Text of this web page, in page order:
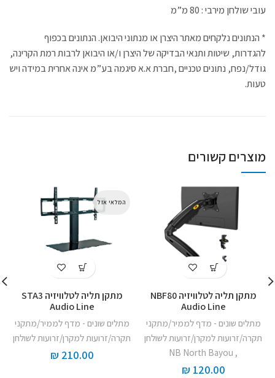
עובי שולחן מירבי : 80 מ”מ
* הנתונים נלקחים מאתר היצרן או מנתוני היבואן. הנתונים בכפוף
להגדרות, שיטות ותנאי הבדיקה של היצרן ו/או היבואן לרבות רמת הקרינה,
גודל/נפח, נתונים טכניים ,חברת א.א סיגמה בע”מ אינה אחרית במידה ויש
טעות.
מוצרים קשורים
‏מתקן תליה לטלוויזיה NBF80
Audio Line
מתלים שונים - מדף לממיר/מתקני
תקרה/זרועות למקרן/זרועות לשולחן
,
NB North Bayou
₪120.00
המלאי אזל
‏מתקן תליה לטלוויזיה STA3
Audio Line
מתלים שונים - מדף לממיר/מתקני
תקרה/זרועות למקרן/זרועות לשולחן
₪210.00